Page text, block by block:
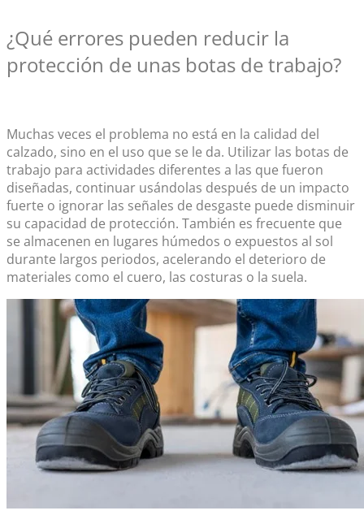
¿Qué errores pueden reducir la
protección de unas botas de trabajo?
Muchas veces el problema no está en la calidad del
calzado, sino en el uso que se le da. Utilizar las botas de
trabajo para actividades diferentes a las que fueron
diseñadas, continuar usándolas después de un impacto
fuerte o ignorar las señales de desgaste puede disminuir
su capacidad de protección. También es frecuente que
se almacenen en lugares húmedos o expuestos al sol
durante largos periodos, acelerando el deterioro de
materiales como el cuero, las costuras o la suela.